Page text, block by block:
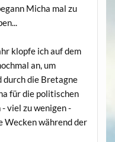
Micha mal zu
klopfe ich auf dem
an, um
durch die Bretagne
für die politischen
viel zu wenigen -
Wecken während der